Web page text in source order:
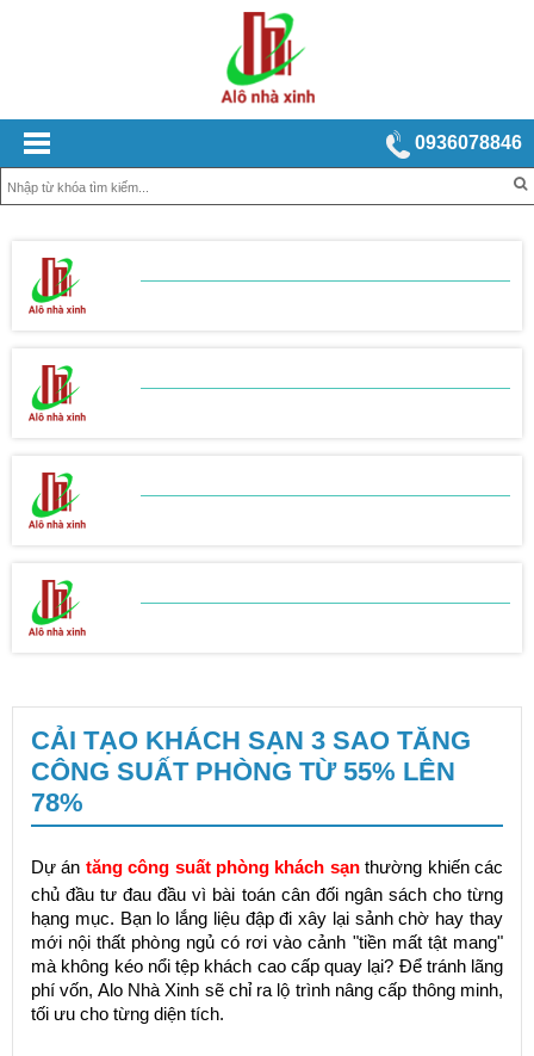
0936078846
CẢI TẠO KHÁCH SẠN 3 SAO TĂNG
CÔNG SUẤT PHÒNG TỪ 55% LÊN
78%
Dự án tăng công suất phòng khách sạnthường khiến các
chủ đầu tư đau đầu vì bài toán cân đối ngân sách cho từng
hạng mục. Bạn lo lắng liệu đập đi xây lại sảnh chờ hay thay
mới nội thất phòng ngủ có rơi vào cảnh "tiền mất tật mang"
mà không kéo nổi tệp khách cao cấp quay lại? Để tránh lãng
phí vốn, Alo Nhà Xinh sẽ chỉ ra lộ trình nâng cấp thông minh,
tối ưu cho từng diện tích.